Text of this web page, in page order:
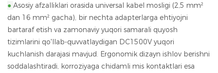
● Asosiy afzalliklari orasida universal kabel mosligi (2,5 mm²
dan 16 mm² gacha), bir nechta adapterlarga ehtiyojni
bartaraf etish va zamonaviy yuqori samarali quyosh
tizimlarini qo'llab-quvvatlaydigan DC1500V yuqori
kuchlanish darajasi mavjud. Ergonomik dizayn ishlov berishni
soddalashtiradi, korroziyaga chidamli mis kontaktlari esa